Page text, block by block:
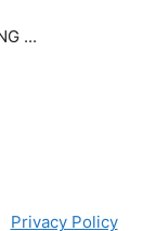
...
Privacy Policy